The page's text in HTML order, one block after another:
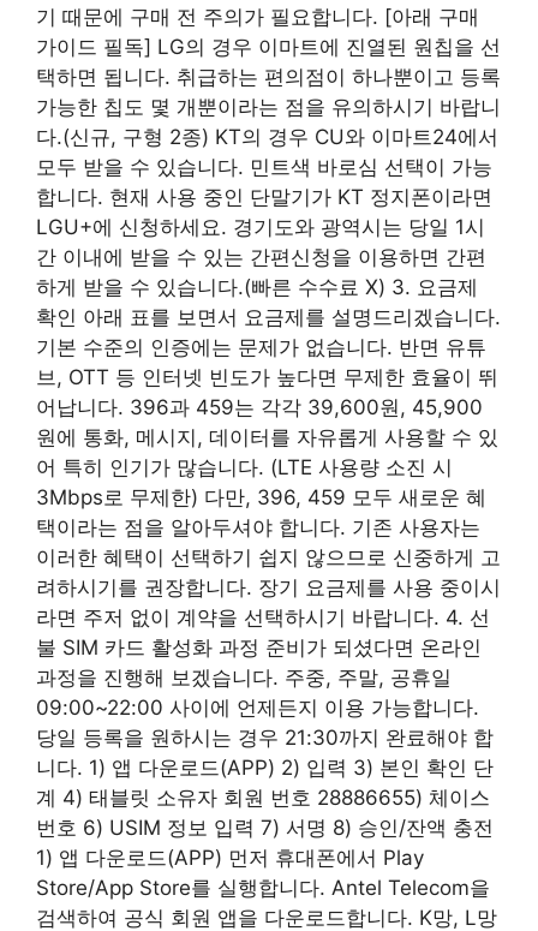
기 때문에 구매 전 주의가 필요합니다. [아래 구매
가이드 필독] LG의 경우 이마트에 진열된 원칩을 선
택하면 됩니다. 취급하는 편의점이 하나뿐이고 등록
가능한 칩도 몇 개뿐이라는 점을 유의하시기 바랍니
다.(신규, 구형 2종) KT의 경우 CU와 이마트24에서
모두 받을 수 있습니다. 민트색 바로심 선택이 가능
합니다. 현재 사용 중인 단말기가 KT 정지폰이라면
LGU+에 신청하세요. 경기도와 광역시는 당일 1시
간 이내에 받을 수 있는 간편신청을 이용하면 간편
하게 받을 수 있습니다.(빠른 수수료 X) 3. 요금제
확인 아래 표를 보면서 요금제를 설명드리겠습니다.
기본 수준의 인증에는 문제가 없습니다. 반면 유튜
브, OTT 등 인터넷 빈도가 높다면 무제한 효율이 뛰
어납니다. 396과 459는 각각 39,600원, 45,900
원에 통화, 메시지, 데이터를 자유롭게 사용할 수 있
어 특히 인기가 많습니다. (LTE 사용량 소진 시
3Mbps로 무제한) 다만, 396, 459 모두 새로운 혜
택이라는 점을 알아두셔야 합니다. 기존 사용자는
이러한 혜택이 선택하기 쉽지 않으므로 신중하게 고
려하시기를 권장합니다. 장기 요금제를 사용 중이시
라면 주저 없이 계약을 선택하시기 바랍니다. 4. 선
불 SIM 카드 활성화 과정 준비가 되셨다면 온라인
과정을 진행해 보겠습니다. 주중, 주말, 공휴일
09:00~22:00 사이에 언제든지 이용 가능합니다.
당일 등록을 원하시는 경우 21:30까지 완료해야 합
니다. 1) 앱 다운로드(APP) 2) 입력 3) 본인 확인 단
계 4) 태블릿 소유자 회원 번호 28886655) 체이스
번호 6) USIM 정보 입력 7) 서명 8) 승인/잔액 충전
1) 앱 다운로드(APP) 먼저 휴대폰에서 Play
Store/App Store를 실행합니다. Antel Telecom을
검색하여 공식 회원 앱을 다운로드합니다. K망, L망